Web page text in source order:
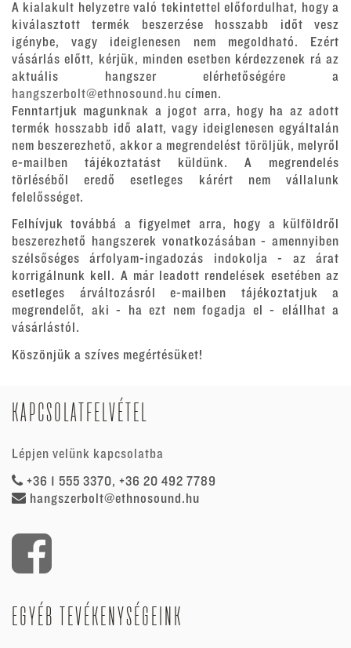
A kialakult helyzetre való tekintettel előfordulhat, hogy a
kiválasztott termék beszerzése hosszabb időt vesz
igénybe, vagy ideiglenesen nem megoldható. Ezért
vásárlás előtt, kérjük, minden esetben kérdezzenek rá az
aktuális hangszer elérhetőségére a
hangszerbolt@ethnosound.hu címen.
Fenntartjuk magunknak a jogot arra, hogy ha az adott
termék hosszabb idő alatt, vagy ideiglenesen egyáltalán
nem beszerezhető, akkor a megrendelést töröljük, melyről
e-mailben tájékoztatást küldünk. A megrendelés
törléséből eredő esetleges kárért nem vállalunk
felelősséget.
Felhívjuk továbbá a figyelmet arra, hogy a külföldről
beszerezhető hangszerek vonatkozásában - amennyiben
szélsőséges árfolyam-ingadozás indokolja - az árat
korrigálnunk kell. A már leadott rendelések esetében az
esetleges árváltozásról e-mailben tájékoztatjuk a
megrendelőt, aki - ha ezt nem fogadja el - elállhat a
vásárlástól.
Köszönjük a szíves megértésüket!
KAPCSOLATFELVÉTEL
Lépjen velünk kapcsolatba
+36 1 555 3370, +36 20 492 7789
hangszerbolt@ethnosound.hu
EGYÉB TEVÉKENYSÉGEINK